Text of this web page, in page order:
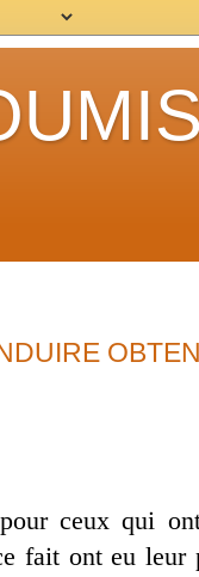
pour ceux qui
fait ont eu leur